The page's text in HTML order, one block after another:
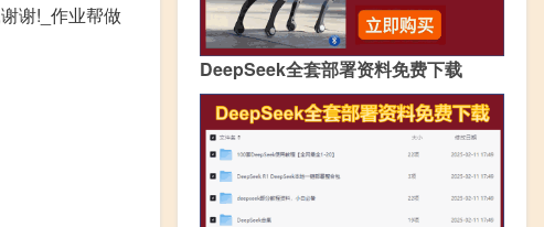
谢!_作业帮做
DeepSeek全套部署资料免费下载